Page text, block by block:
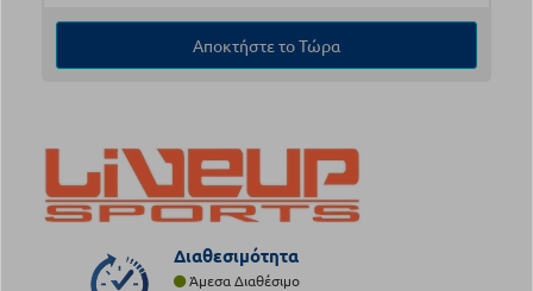
Αποκτήστε το Τώρα
Διαθεσιμότητα
Άμεσα Διαθέσιμο